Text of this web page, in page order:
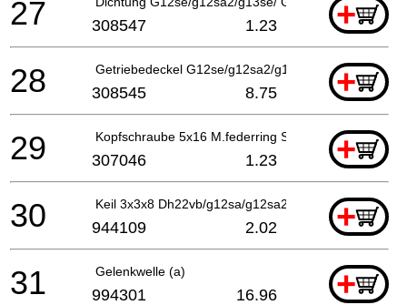
+
27 308547 1.23
Getriebedeckel G12se/g12sa2/g13se G13sb2/
+
28 308545 8.75
Kopfschraube 5x16 M.federring Selbstsichern,
+
29 307046 1.23
Keil 3x3x8 Dh22vb/g12sa/g12sa2/ G13sb2/g12sa2/
+
30 944109 2.02
Gelenkwelle (a) +
31 994301 16.96